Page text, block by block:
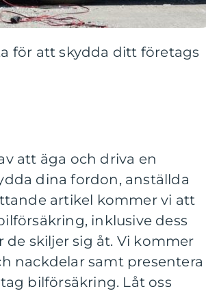
för att skydda ditt företags
att äga och driva en
dina fordon, anställda
artikel kommer vi att
inklusive dess
skiljer sig åt. Vi kommer
nackdelar samt presentera
bilförsäkring. Låt oss